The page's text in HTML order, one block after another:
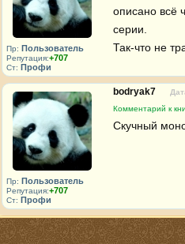
Пр: Пользователь
Репутация:+707
Ст: Профи
описано всё
серии.
Так-что не
Пр: Пользователь
Репутация:+707
Ст: Профи
bodryak7
Комментарий к
Скучный